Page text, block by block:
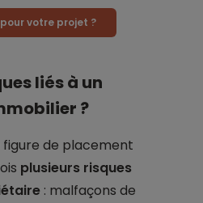
votre projet ?
liés à un
?
figure de placement
plusieurs risques
: malfaçons de